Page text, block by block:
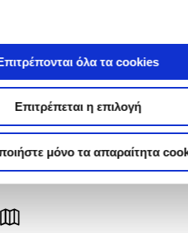
όλα τα cookies
Επιτρέπεται η επιλογή
μόνο τα απαραίτητα
Control
προγνωστική (τίθεται σε ισχύ εκ
(αποκλειστικά για οδήγηση
πίστα).